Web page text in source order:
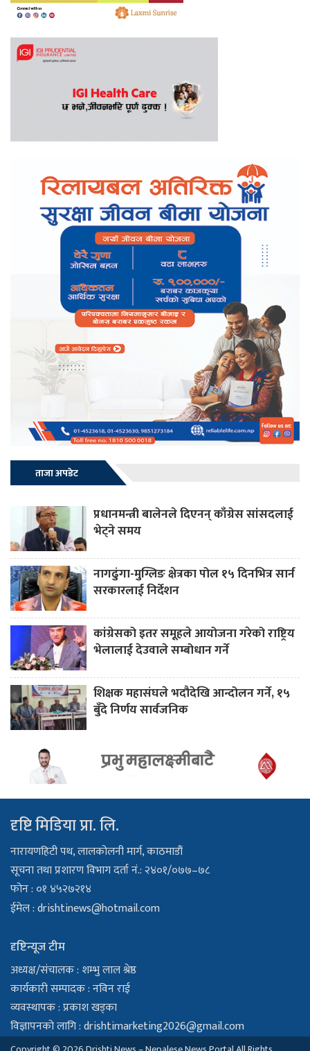
ताजा अपडेट
प्रधानमन्त्री बालेनले दिएनन् काँग्रेस सांसदलाई
भेट्ने समय
नागढुंगा-मुग्लिङ क्षेत्रका पोल १५ दिनभित्र सार्न
सरकारलाई निर्देशन
कांग्रेसको इतर समूहले आयोजना गरेको राष्ट्रिय
भेलालाई देउवाले सम्बोधान गर्ने
शिक्षक महासंघले भदौदेखि आन्दोलन गर्ने, १५
बुँदे निर्णय सार्वजनिक
दृष्टि मिडिया प्रा. लि.
नारायणहिटी पथ, लालकोलनी मार्ग, काठमाडौं
सूचना तथा प्रशारण विभाग दर्ता नं.: २४०१/०७७–७८
फोन : ०१ ४५२७२१४
ईमेल :drishtinews@hotmail.com
दृष्टिन्यूज टीम
अध्यक्ष/संचालक : शम्भु लाल श्रेष्ठ
कार्यकारी सम्पादक : नविन राई
व्यवस्थापक : प्रकाश खड्का
विज्ञापनको लागि :drishtimarketing2026@gmail.com